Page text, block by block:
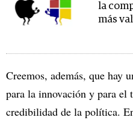
la
más
Creemos, además, que hay
para la innovación y para el
credibilidad de la política.